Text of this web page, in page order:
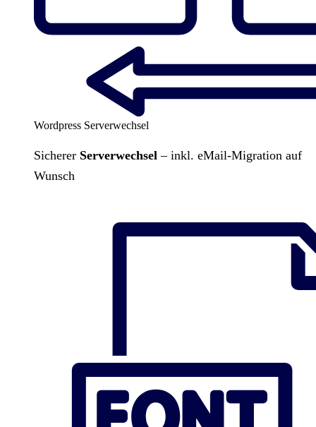
Wordpress Serverwechsel
Sicherer Serverwechsel – inkl. eMail-Migration auf
Wunsch